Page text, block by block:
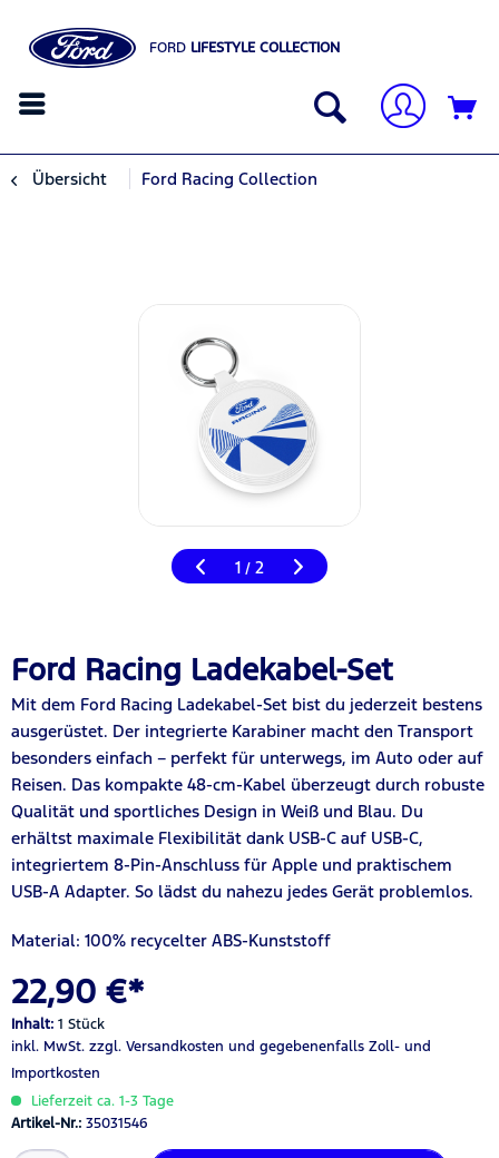
FORD LIFESTYLE COLLECTION
Übersicht Ford Racing Collection
1 / 2
Ford Racing Ladekabel-Set
Mit dem Ford Racing Ladekabel-Set bist du jederzeit bestens
ausgerüstet. Der integrierte Karabiner macht den Transport
besonders einfach – perfekt für unterwegs, im Auto oder auf
Reisen. Das kompakte 48-cm-Kabel überzeugt durch robuste
Qualität und sportliches Design in Weiß und Blau. Du
erhältst maximale Flexibilität dank USB-C auf USB-C,
integriertem 8-Pin-Anschluss für Apple und praktischem
USB-A Adapter. So lädst du nahezu jedes Gerät problemlos.
Material: 100% recycelter ABS-Kunststoff
22,90 €*
Inhalt: 1 Stück
inkl. MwSt. zzgl. Versandkosten und gegebenenfalls Zoll- und
Importkosten
Lieferzeit ca. 1-3 Tage
Artikel-Nr.: 35031546